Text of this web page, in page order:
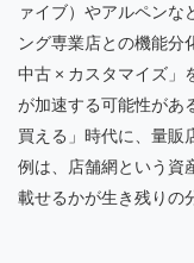
ァイブ）やアルペンな
ング専業店との機能分
中古 × カスタマイズ」
が加速する可能性があ
買える」時代に、量販
例は、店舗網という資
載せるかが生き残りの